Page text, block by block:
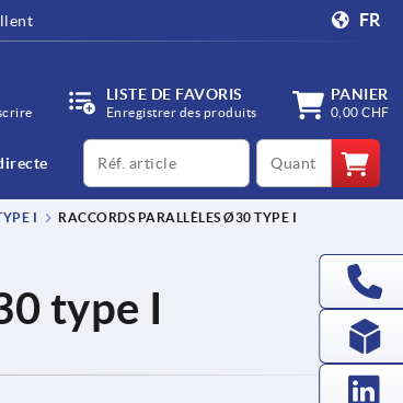
FR
LISTE DE FAVORIS
Enregistrer des produits
PANIER
0,00 CHF
productCode qty
I RACCORDS PARALLÈLES Ø30 TYPE I
type I